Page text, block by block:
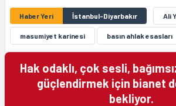
Haber Yeri İstanbul-Diyarbakır Ali
masumiyet karinesi basın ahlak esasları
Hak odaklı, çok sesli,
güçlendirmek için bianet
bekliyor.